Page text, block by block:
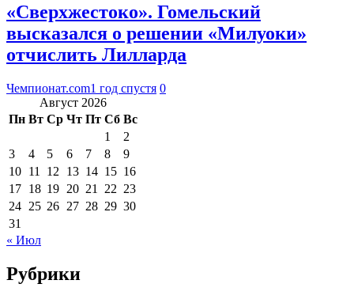
«Сверхжестоко». Гомельский
высказался о решении «Милуоки»
отчислить Лилларда
Чемпионат.com1 год спустя 0
Август 2026
Пн Вт Ср Чт Пт Сб Вс
1
2
3
4 5 6 7 8
9
10 11 12 13 14 15 16
17 18 19 20 21 22 23
24 25 26 27 28 29 30
31
« Июл
Рубрики